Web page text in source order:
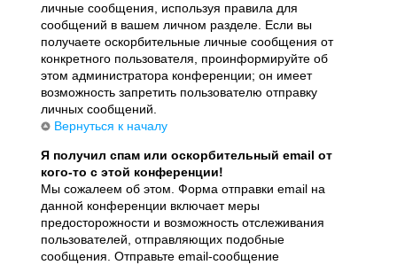
личные сообщения, используя правила для
сообщений в вашем личном разделе. Если вы
получаете оскорбительные личные сообщения от
конкретного пользователя, проинформируйте об
этом администратора конференции; он имеет
возможность запретить пользователю отправку
личных сообщений.
Вернуться к началу
Я получил спам или оскорбительный email от
кого-то с этой конференции!
Мы сожалеем об этом. Форма отправки email на
данной конференции включает меры
предосторожности и возможность отслеживания
пользователей, отправляющих подобные
сообщения. Отправьте email-сообщение